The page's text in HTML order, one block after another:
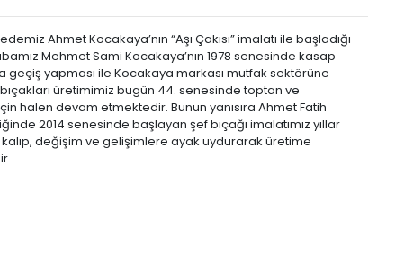
Ahmet Kocakaya’nın “Aşı Çakısı” imalatı ile başladığı
Mehmet Sami Kocakaya’nın 1978 senesinde kasap
geçiş yapması ile Kocakaya markası mutfak sektörüne
üretimimiz bugün 44. senesinde toptan ve
halen devam etmektedir. Bunun yanısıra Ahmet Fatih
2014 senesinde başlayan şef bıçağı imalatımız yıllar
değişim ve gelişimlere ayak uydurarak üretime